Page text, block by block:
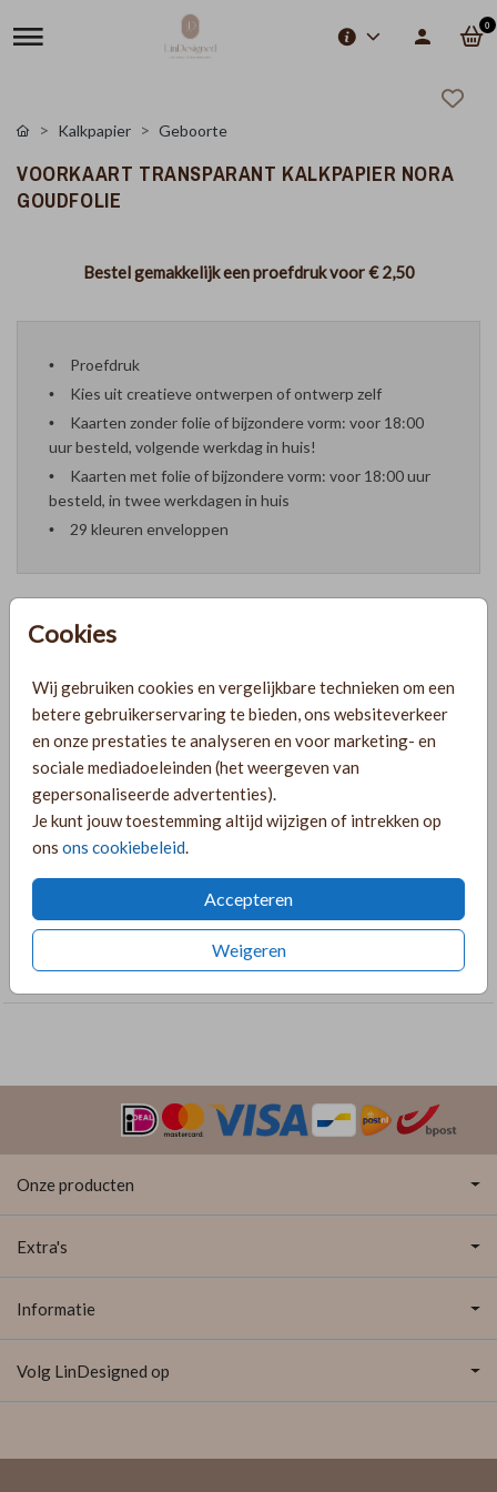
0
Cookies
Wij gebruiken cookies en vergelijkbare technieken om een
betere gebruikerservaring te bieden, ons websiteverkeer
en onze prestaties te analyseren en voor marketing- en
sociale mediadoeleinden (het weergeven van
gepersonaliseerde advertenties).
Je kunt jouw toestemming altijd wijzigen of intrekken op
ons ons cookiebeleid.
Accepteren
Weigeren
Kalkpapier Geboorte
VOORKAART TRANSPARANT KALKPAPIER NORA
GOUDFOLIE
Bestel gemakkelijk een proefdruk voor€ 2,50
Proefdruk
Kies uit creatieve ontwerpen of ontwerp zelf
Kaarten zonder folie of bijzondere vorm: voor 18:00
uur besteld, volgende werkdag in huis!
Kaarten met folie of bijzondere vorm: voor 18:00 uur
besteld, in twee werkdagen in huis
29 kleuren enveloppen
PRODUCTINFORMATIE
OMSCHRIJVING
Voorkaart op transparant kalkpapier met goudfolie en
meisjesnaam Nora.
COLLECTIE
Geboorte
Onze producten
Extra's
Informatie
Volg LinDesigned op